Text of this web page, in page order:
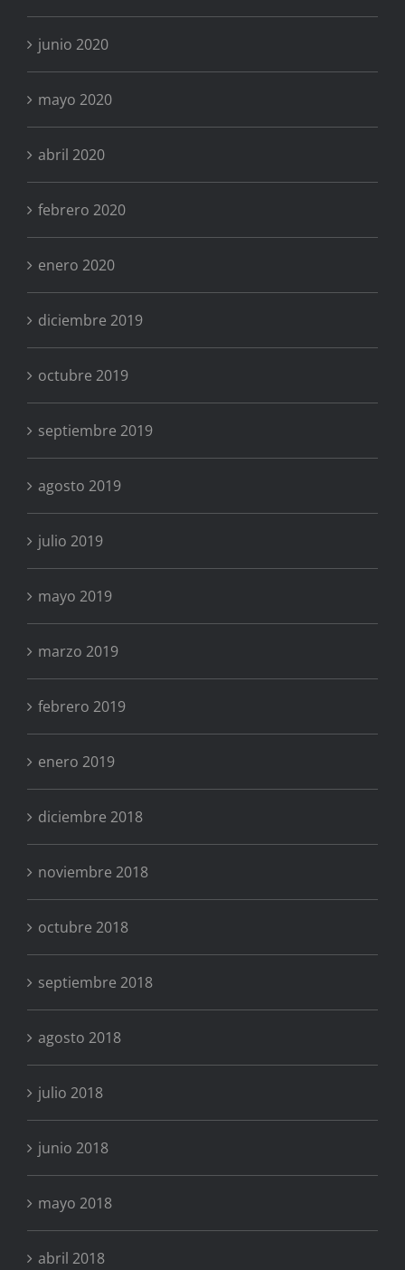
junio 2020
mayo 2020
abril 2020
febrero 2020
enero 2020
diciembre 2019
octubre 2019
septiembre 2019
agosto 2019
julio 2019
mayo 2019
marzo 2019
febrero 2019
enero 2019
diciembre 2018
noviembre 2018
octubre 2018
septiembre 2018
agosto 2018
julio 2018
junio 2018
mayo 2018
abril 2018